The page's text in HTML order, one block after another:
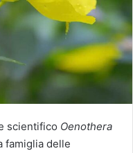
scientifico Oenothera
famiglia delle